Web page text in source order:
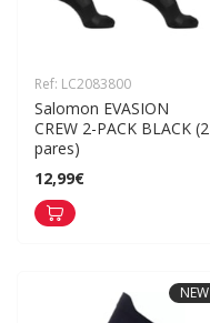
Ref: LC2083800
Salomon EVASION
CREW 2-PACK BLACK (2
pares)
12,99€
NEW